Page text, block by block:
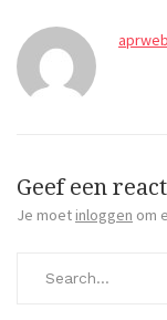
Geef een
Je moet inloggen om